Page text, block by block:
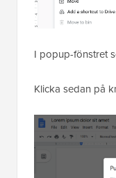
I popup-fönstret
Klicka sedan på